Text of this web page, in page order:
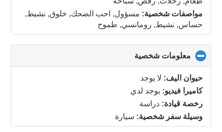
مواصفات شخصية: مسؤول, احب الضحك, خلوق, نشيط,
حساس, نشيط, رومانسي, طموح
معلومات شخصية
to
حيوان اليف: لا يوجد
كاميرا فيديو: يوجد لدي
رخصة قيادة: دراسة
وسيلة سفر شخصية: سيارة